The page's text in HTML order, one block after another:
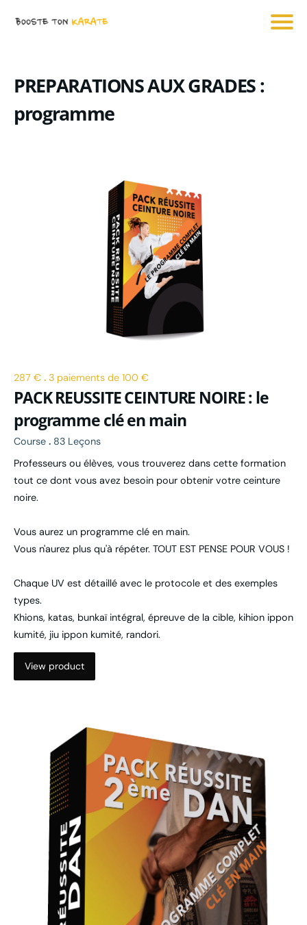
PREPARATIONS AUX GRADES :
programme
287 € . 3 paiements de 100 €
PACK REUSSITE CEINTURE NOIRE : le
programme clé en main
Course . 83 Leçons
Professeurs ou élèves, vous trouverez dans cette formation
tout ce dont vous avez besoin pour obtenir votre ceinture
noire.
Vous aurez un programme clé en main.
Vous n'aurez plus qu'à répéter. TOUT EST PENSE POUR VOUS !
Chaque UV est détaillé avec le protocole et des exemples
types.
Khions, katas, bunkaï intégral, épreuve de la cible, kihion ippon
kumité, jiu ippon kumité, randori.
View product